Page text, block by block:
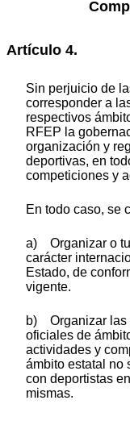
Artículo 4.
Sin perjuicio de
corresponder a
respectivos
RFEP la
organización y
deportivas, en
competiciones y
En todo caso, se
a) Organizar o
carácter
Estado, de
vigente.
b) Organizar las
oficiales de
actividades y
ámbito estatal no
con deportistas
mismas.